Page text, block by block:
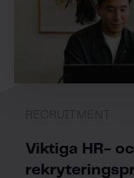
Viktiga HR-